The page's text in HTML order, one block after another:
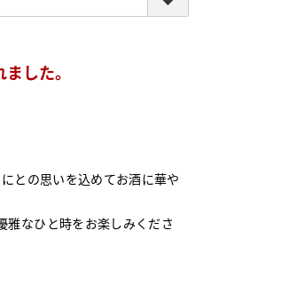
した。
雅なひと時をお楽しみくださ